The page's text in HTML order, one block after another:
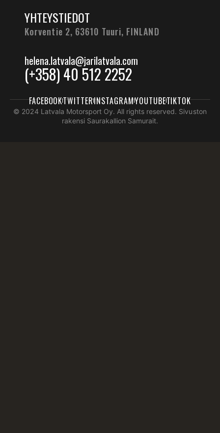
YHTEYSTIEDOT
Korventie 2, 63610 Tuuri, FINLAND
helena.latvala@jarilatvala.com
(+358) 40 512 2252
© 2024 Latvala Motorsport Oy. All rights reserved. Sivuston
rakensi Saurakallion Samurait.
FACEBOOKTWITTERINSTAGRAMYOUTUBETIKTOK